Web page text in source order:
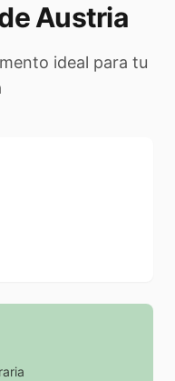
Austria
ideal para tu